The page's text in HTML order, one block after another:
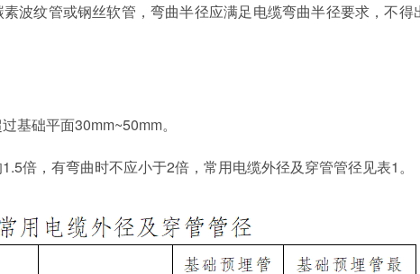
波纹管或钢丝软管，弯曲半径应满足电缆弯曲半径要求，不得
基础平面30mm~50mm。
倍，有弯曲时不应小于2倍，常用电缆外径及穿管管径见表1。